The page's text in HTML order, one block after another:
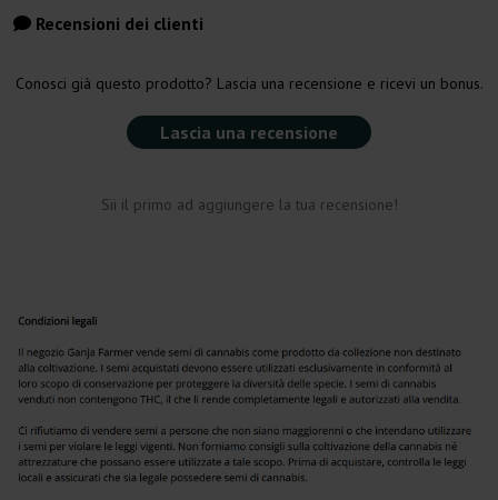
Recensioni dei clienti
Conosci già questo prodotto? Lascia una recensione e ricevi un bonus.
Lascia una recensione
Sii il primo ad aggiungere la tua recensione!